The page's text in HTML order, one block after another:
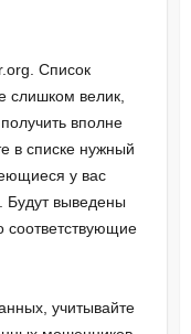
Список
слишком велик,
вполне
в списке нужный
у вас
Будут выведены
учитывайте